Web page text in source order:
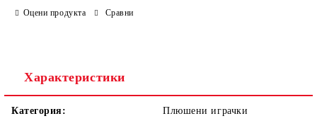
Оцени продукта Сравни
Характеристики
Категория: Плюшени играчки